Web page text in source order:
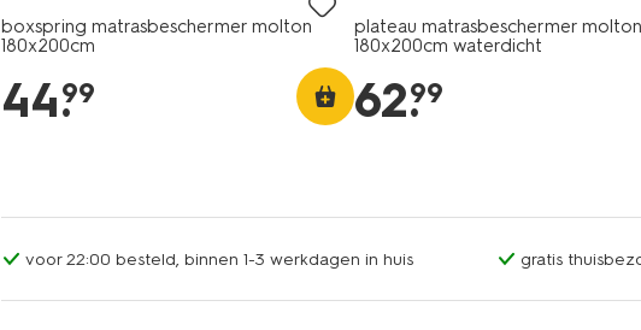
boxspring matrasbeschermer molton
180x200cm
44.
99
plateau matrasbeschermer molton
180x200cm waterdicht
62.
99
voor 22:00 besteld, binnen 1-3 werkdagen in huis gratis